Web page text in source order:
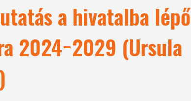
a hivatalba lépő
2024−2029 (Ursula